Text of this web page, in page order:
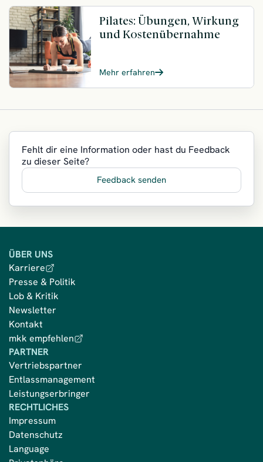
Pilates: Übungen, Wirkung
und Kostenübernahme
Mehr erfahren
Fehlt dir eine Information oder hast du Feedback
zu dieser Seite?
Feedback senden
ÜBER UNS
Karriere
Presse & Politik
Lob & Kritik
Newsletter
Kontakt
mkk empfehlen
PARTNER
Vertriebspartner
Entlassmanagement
Leistungserbringer
RECHTLICHES
Impressum
Datenschutz
Language